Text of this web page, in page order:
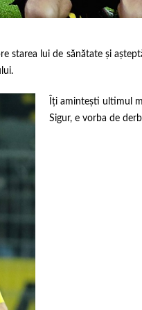
starea lui de sănătate și
Îți amintești ultimul
Sigur, e vorba de